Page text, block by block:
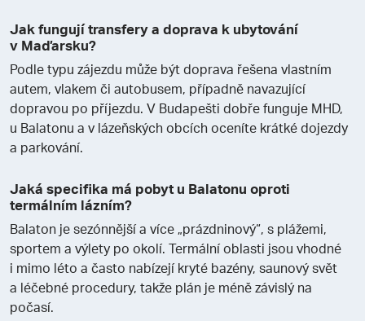
Jak fungují transfery a doprava k ubytování
v Maďarsku?
Podle typu zájezdu může být doprava řešena vlastním
autem, vlakem či autobusem, případně navazující
dopravou po příjezdu. V Budapešti dobře funguje MHD,
u Balatonu a v lázeňských obcích oceníte krátké dojezdy
a parkování.
Jaká specifika má pobyt u Balatonu oproti
termálním lázním?
Balaton je sezónnější a více „prázdninový“, s plážemi,
sportem a výlety po okolí. Termální oblasti jsou vhodné
i mimo léto a často nabízejí kryté bazény, saunový svět
a léčebné procedury, takže plán je méně závislý na
počasí.